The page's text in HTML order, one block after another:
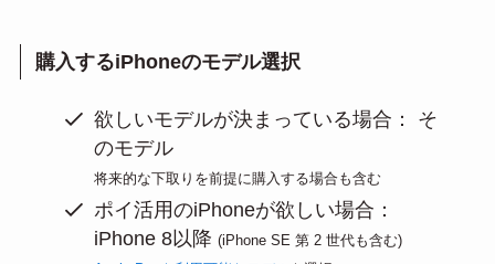
購入するiPhoneのモデル選択
欲しいモデルが決まっている場合： そ
のモデル
将来的な下取りを前提に購入する場合も含む
ポイ活用のiPhoneが欲しい場合：
iPhone 8以降(iPhone SE 第 2 世代も含む)